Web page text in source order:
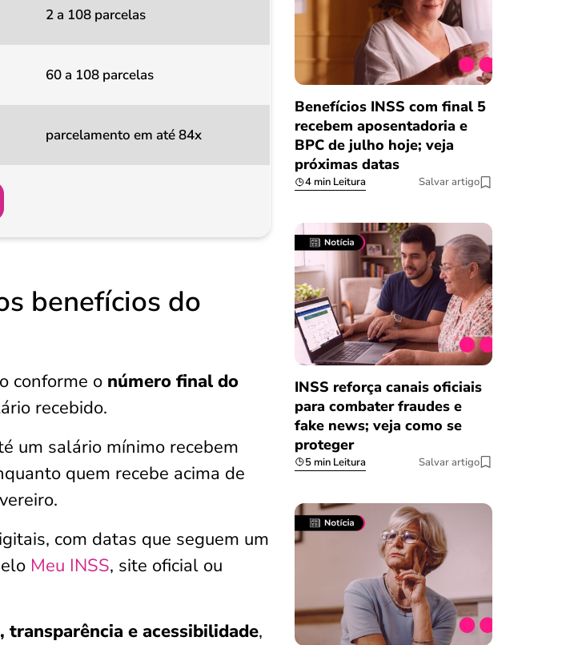
2 a 108 parcelas
60 a 108 parcelas
parcelamento em até 84x
benefícios do
conforme o número final do
recebido.
um salário mínimo recebem
quem recebe acima de
com datas que seguem um
Meu INSS, site oficial ou
e acessibilidade,
Benefícios INSS com final 5
recebem aposentadoria e
BPC de julho hoje; veja
próximas datas
4 min Leitura Salvar artigo
INSS reforça canais oficiais
para combater fraudes e
fake news; veja como se
proteger
5 min Leitura Salvar artigo